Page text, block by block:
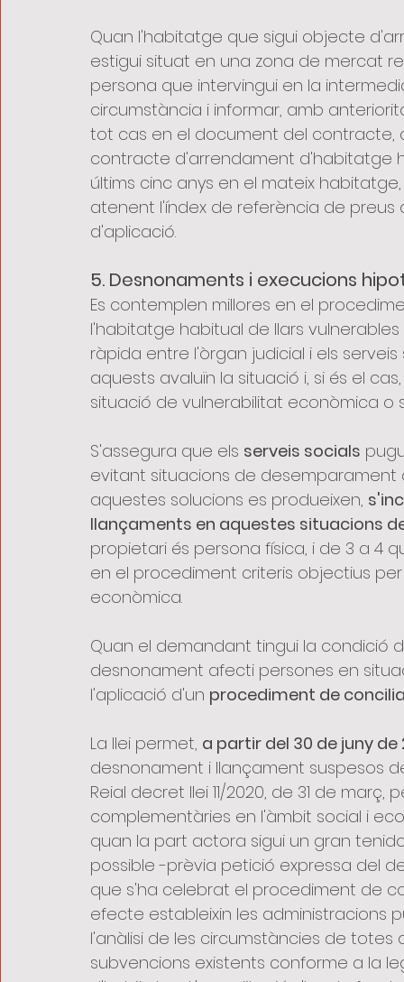
Quan l'habitatge que sigui objecte
estigui situat en una zona de mercat
persona que intervingui en la
circumstància i informar, amb
tot cas en el document del contracte,
contracte d'arrendament d'habitatge
últims cinc anys en el mateix
atenent l'índex de referència de
d'aplicació.
5. Desnonaments i execucions
Es contemplen millores en el
l'habitatge habitual de llars
ràpida entre l'òrgan judicial i els
aquests avaluïn la situació i, si és el
situació de vulnerabilitat econòmica o
S'assegura que els serveis socials
evitant situacions de
aquestes solucions es produeixen,
llançaments en aquestes situacions
propietari és persona física, i de 3 a 4
en el procediment criteris objectius
econòmica.
Quan el demandant tingui la condició
desnonament afecti persones en
l'aplicació d'un procediment de
La llei permet, a partir del 30 de juny de
desnonament i llançament suspesos
Reial decret llei 11/2020, de 31 de
complementàries en l'àmbit social i
quan la part actora sigui un gran
possible -prèvia petició expressa del
que s'ha celebrat el procediment de
efecte estableixin les administracions
l'anàlisi de les circumstàncies de totes
subvencions existents conforme a la